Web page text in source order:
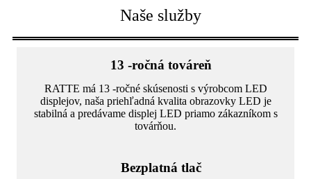
Naše služby
13 -ročná továreň
RATTE má 13 -ročné skúsenosti s výrobcom LED
displejov, naša priehľadná kvalita obrazovky LED je
stabilná a predávame displej LED priamo zákazníkom s
továrňou.
Bezplatná tlač